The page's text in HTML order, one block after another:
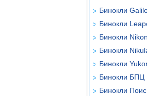
Бинокли
Бинокли
Бинокли Nikon
Бинокли
Бинокли
Бинокли БПЦ
Бинокли